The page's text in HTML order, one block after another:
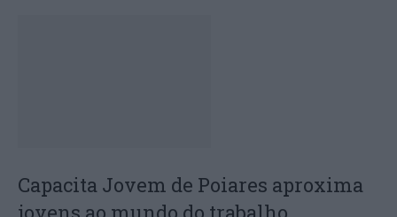
Capacita Jovem de Poiares aproxima